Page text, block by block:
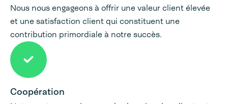
Nous nous engageons à offrir une valeur client élevée
et une satisfaction client qui constituent une
contribution primordiale à notre succès.
Coopération